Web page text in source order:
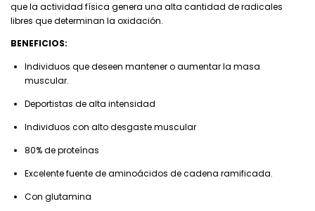
que la actividad física genera una alta cantidad de radicales
libres que determinan la oxidación.
BENEFICIOS:
Individuos que deseen mantener o aumentar la masa
muscular.
Deportistas de alta intensidad
Individuos con alto desgaste muscular
80% de proteínas
Excelente fuente de aminoácidos de cadena ramificada.
Con glutamina